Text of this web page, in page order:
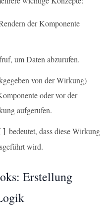
der Komponente
um Daten abzurufen.
von der Wirkung)
oder vor der
aufgerufen.
bedeutet, dass diese Wirkung
wird.
Erstellung